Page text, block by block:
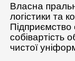
Власна
логістики та
собівартість
чистої